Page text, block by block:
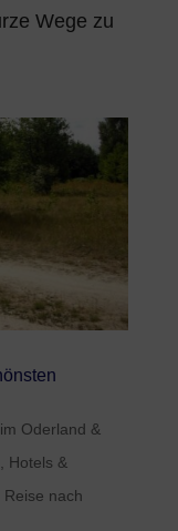
Wege zu
Oderland &
Hotels &
Reise nach